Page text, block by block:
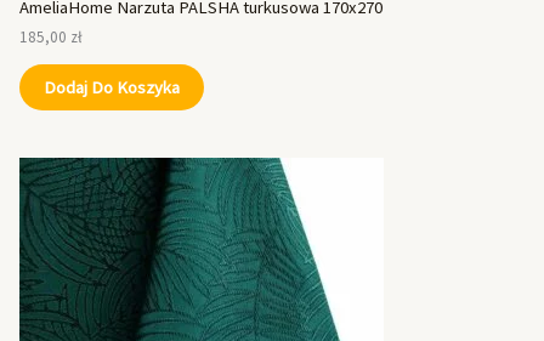
AmeliaHome Narzuta PALSHA turkusowa 170x270
185,00 zł
Dodaj Do Koszyka